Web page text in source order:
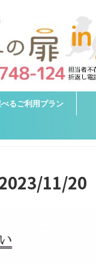
るご利用プラン
11/20